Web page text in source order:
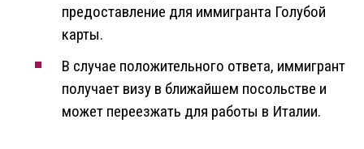
предоставление для иммигранта Голубой
карты.
В случае положительного ответа, иммигрант
получает визу в ближайшем посольстве и
может переезжать для работы в Италии.